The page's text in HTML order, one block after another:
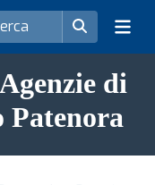
di
Patenora